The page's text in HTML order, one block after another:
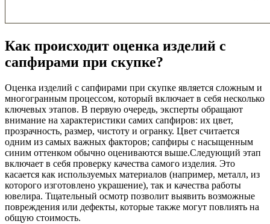
Как происходит оценка изделий с
сапфирами при скупке?
Оценка изделий с сапфирами при скупке является сложным и
многогранным процессом, который включает в себя несколько
ключевых этапов. В первую очередь, эксперты обращают
внимание на характеристики самих сапфиров: их цвет,
прозрачность, размер, чистоту и огранку. Цвет считается
одним из самых важных факторов; сапфиры с насыщенным
синим оттенком обычно оцениваются выше.Следующий этап
включает в себя проверку качества самого изделия. Это
касается как используемых материалов (например, металл, из
которого изготовлено украшение), так и качества работы
ювелира. Тщательный осмотр позволит выявить возможные
повреждения или дефекты, которые также могут повлиять на
общую стоимость.